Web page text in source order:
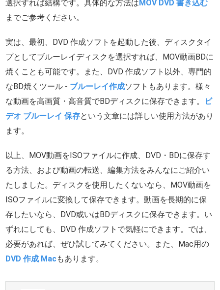
選択すれば結構です。具体的な方法はMOV DVD 書き込む
までご参考ください。
実は、最初、DVD 作成ソフトを起動した後、ディスクタイ
プとしてブルーレイディスクを選択すれば、MOV動画BDに
焼くことも可能です。また、DVD 作成ソフト以外、専門的
なBD焼くツール - ブルーレイ作成ソフトもあります。様々
な動画を高画質・高音質でBDディスクに保存できます。
ビ
デオ ブルーレイ 保存という文章には詳しい使用方法があり
ます。
以上、MOV動画をISOファイルに作成、DVD・BDに保存す
る方法、および動画の転送、編集方法をみんなにご紹介い
たしました。ディスクを使用したくないなら、MOV動画を
ISOファイルに変換して保存できます。動画を長期的に保
存したいなら、DVD或いはBDディスクに保存できます。い
ずれにしても、DVD 作成ソフトで気軽にできます。では、
必要があれば、ぜひ試してみてください。また、Mac用の
DVD 作成 Mac もあります。